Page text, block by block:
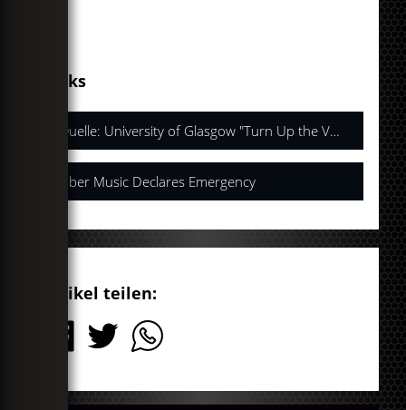
Links
Quelle: University of Glasgow "Turn Up the Volume"
Über Music Declares Emergency
Artikel teilen: